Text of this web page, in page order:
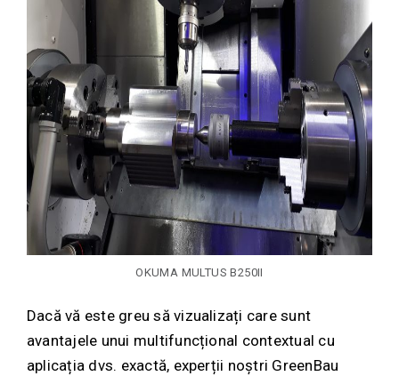
OKUMA MULTUS B250II
Dacă vă este greu să vizualizați care sunt
avantajele unui multifuncțional contextual cu
aplicația dvs. exactă, experții noștri GreenBau